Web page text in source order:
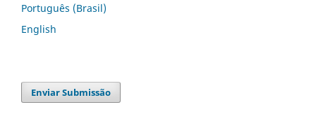
Português (Brasil)
English
Enviar Submissão